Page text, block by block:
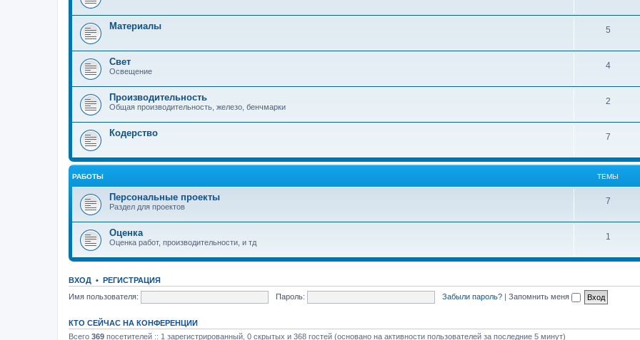
Материалы 5
Свет
Освещение
4
Производительность
Общая производительность, железо, бенчмарки
2
Кодерство 7
РАБОТЫ ТЕМЫ
Персональные проекты
Раздел для проектов
7
Оценка
Оценка работ, производительности, и тд
1
ВХОД • РЕГИСТРАЦИЯ
Имя пользователя:
Пароль: Забыли пароль? | Запомнить меня
КТО СЕЙЧАС НА КОНФЕРЕНЦИИ
Всего 369 посетителей :: 1 зарегистрированный, 0 скрытых и 368 гостей (основано на активности пользователей за последние 5 минут)